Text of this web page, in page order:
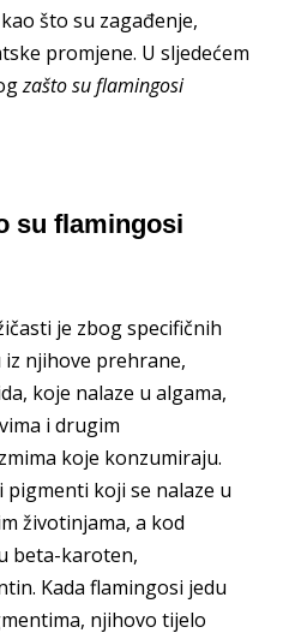
što su zagađenje,
promjene. U sljedećem
zašto su flamingosi
su flamingosi
je zbog specifičnih
njihove prehrane,
koje nalaze u algama,
i drugim
koje konzumiraju.
koji se nalaze u
životinjama, a kod
beta-karoten,
Kada flamingosi jedu
njihovo tijelo